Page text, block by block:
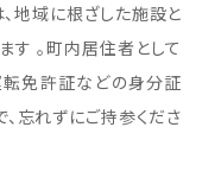
地域に根ざした施設と
す 。町内居住者として
免許証などの身分証
忘れずにご持参くださ